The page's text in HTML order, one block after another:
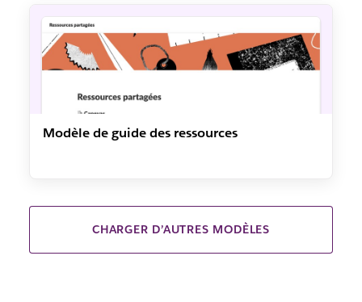
Modèle de guide des ressources
CHARGER D’AUTRES MODÈLES